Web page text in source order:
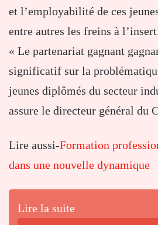
et l’employabilité de ces
entre autres les freins à
« Le partenariat gagnant
significatif sur la
jeunes diplômés du secteur
assure le directeur général du
Lire aussi-Formation
dans une nouvelle dynamique
Lire la suite